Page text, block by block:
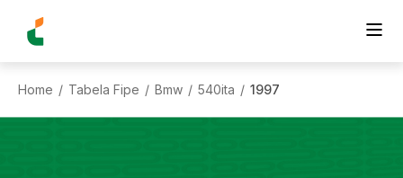
Home / Tabela Fipe / Bmw / 540ita / 1997